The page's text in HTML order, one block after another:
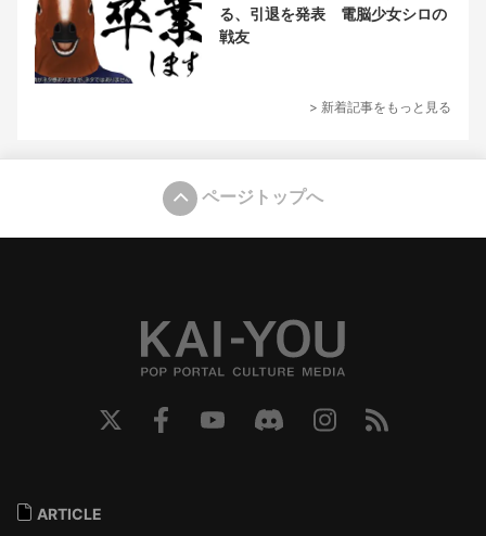
る、引退を発表 電脳少女シロの
戦友
> 新着記事をもっと見る
ページトップへ
ARTICLE